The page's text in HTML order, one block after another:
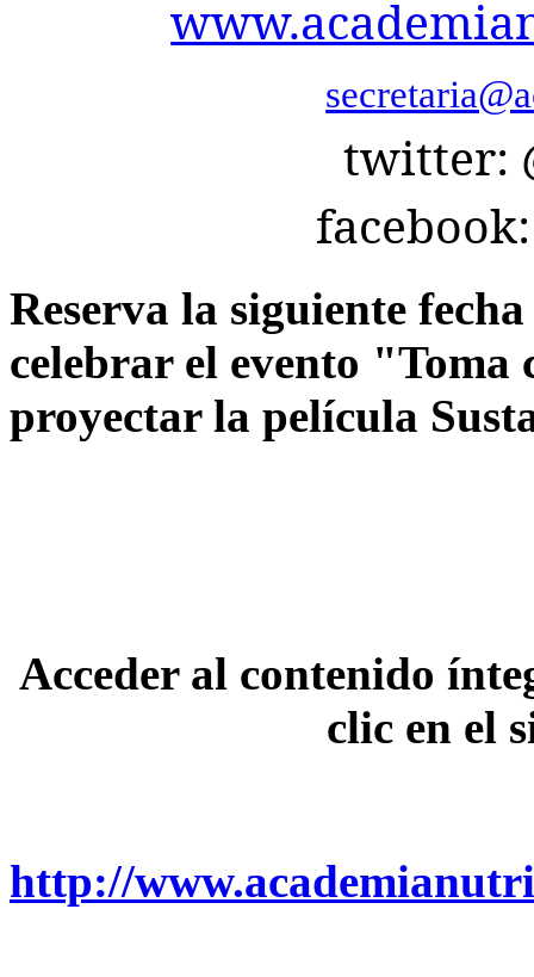
twitter:
Reserva la siguiente
celebrar el evento "Toma
proyectar la película
Acceder al contenido
clic en el
http://